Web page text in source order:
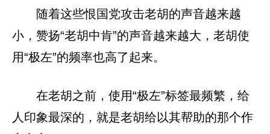
随着这些恨国党攻击老胡的声音越来越
小，赞扬“老胡中肯”的声音越来越大，老胡使
用“极左”的频率也高了起来。
在老胡之前，使用“极左”标签最频繁，给
人印象最深的，就是老胡给以其帮助的那个作